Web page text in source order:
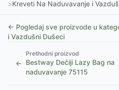
>Kreveti Na Naduvavanje i
← Pogledaj sve proizvode u
i Vazdušni Dušeci
←
Prethodni proizvod
Bestway Dečiji Lazy Bag na
naduvavanje 75115